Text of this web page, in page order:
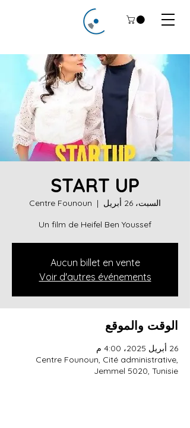
START UP
السبت، 26 أبريل
  |
Centre Founoun
Un film de Heifel Ben Youssef
Aucun billet en vente
Voir d'autres événements
الوقت والموقع
26 أبريل 2025، 4:00 م
Centre Founoun, Cité administrative,
Jemmel 5020, Tunisie